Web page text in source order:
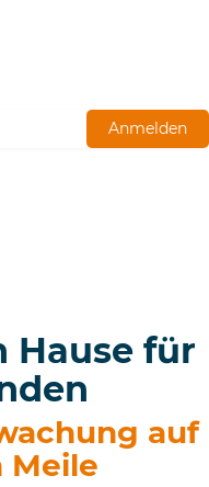
Anmelden
Hause für
auf
Meile